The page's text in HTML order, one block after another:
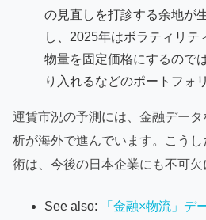
の見直しを打診する余地が
し、2025年はボラティリテ
物量を固定価格にするので
り入れるなどのポートフォ
運賃市況の予測には、金融デー
析が海外で進んでいます。こう
術は、今後の日本企業にも不可欠
See also:
「金融×物流」デ